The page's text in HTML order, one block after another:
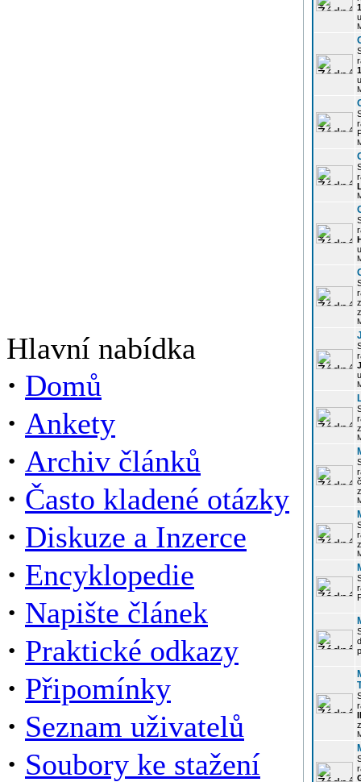
Hlavní nabídka
· Domů
· Ankety
· Archiv článků
· Často kladené otázky
· Diskuze a Inzerce
· Encyklopedie
· Napište článek
· Praktické odkazy
· Připomínky
· Seznam uživatelů
· Soubory ke stažení